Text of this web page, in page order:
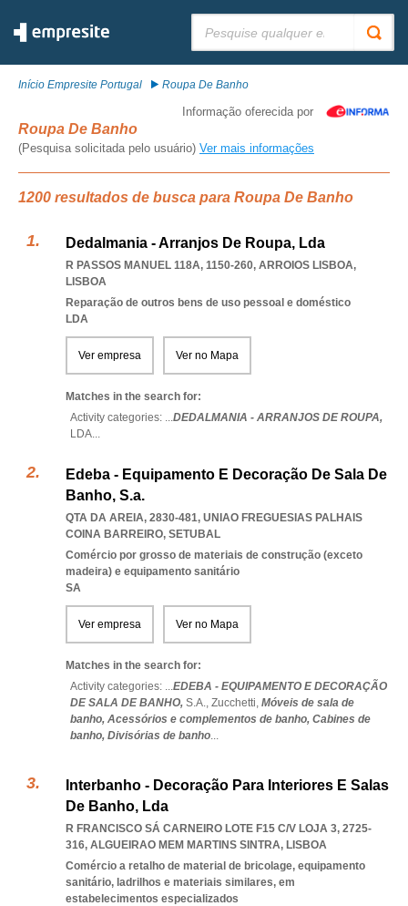
Início Empresite Portugal Roupa De Banho
Informação oferecida por
Roupa De Banho
(Pesquisa solicitada pelo usuário) Ver mais informações
1200 resultados de busca para Roupa De Banho
Dedalmania - Arranjos De Roupa, Lda
R PASSOS MANUEL 118A, 1150-260, ARROIOS LISBOA,
LISBOA
Reparação de outros bens de uso pessoal e doméstico
LDA
Ver empresa Ver no Mapa
Matches in the search for:
Activity categories: ...DEDALMANIA - ARRANJOS DE ROUPA,
LDA...
Edeba - Equipamento E Decoração De Sala De
Banho, S.a.
QTA DA AREIA, 2830-481, UNIAO FREGUESIAS PALHAIS
COINA BARREIRO, SETUBAL
Comércio por grosso de materiais de construção (exceto
madeira) e equipamento sanitário
SA
Ver empresa Ver no Mapa
Matches in the search for:
Activity categories: ...EDEBA - EQUIPAMENTO E DECORAÇÃO
DE SALA DE BANHO, S.A., Zucchetti, Móveis de sala de
banho, Acessórios e complementos de banho, Cabines de
banho, Divisórias de banho...
Interbanho - Decoração Para Interiores E Salas
De Banho, Lda
R FRANCISCO SÁ CARNEIRO LOTE F15 C/V LOJA 3, 2725-
316, ALGUEIRAO MEM MARTINS SINTRA, LISBOA
Comércio a retalho de material de bricolage, equipamento
sanitário, ladrilhos e materiais similares, em
estabelecimentos especializados